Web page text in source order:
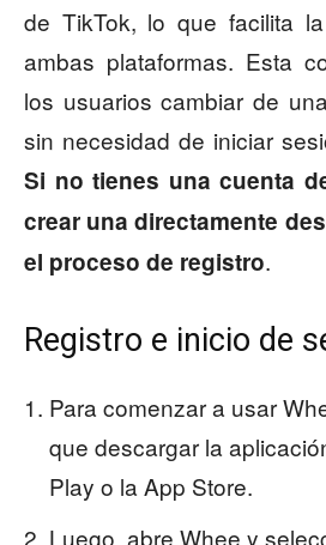
de TikTok, lo que facilita
ambas plataformas. Esta
los usuarios cambiar de
sin necesidad de iniciar
Si no tienes una cuenta
crear una directamente
el proceso de registro.
Registro e inicio de
Para comenzar a usar
que descargar la
Play o la App Store.
Luego, abre Whee y